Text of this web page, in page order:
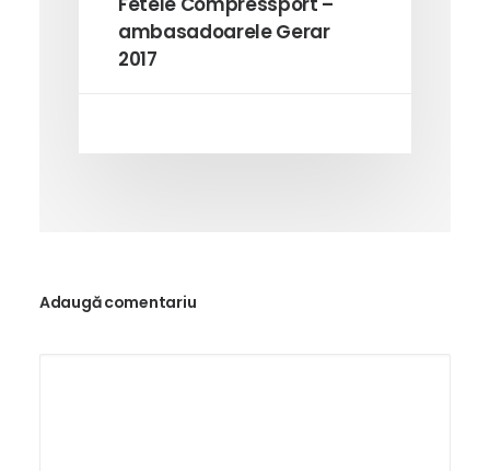
ambasadoarele Gerar
2017
Adaugă comentariu